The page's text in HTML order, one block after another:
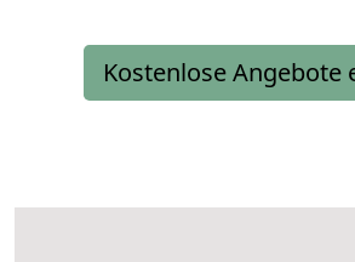
Kostenlose Angebote